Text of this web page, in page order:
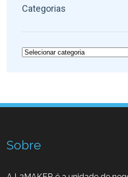
Categorias
Categorias
Sobre